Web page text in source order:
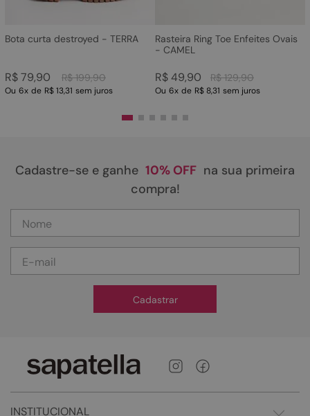
Bota curta destroyed - TERRA
R$ 199,90
R$79,90
Ou 6x de R$ 13,31 sem juros
Rasteira Ring Toe Enfeites Ovais
- CAMEL
R$ 129,90
R$49,90
Ou 6x de R$ 8,31 sem juros
Cadastre-se e ganhe 10% OFF na sua primeira
compra!
Cadastrar
INSTITUCIONAL